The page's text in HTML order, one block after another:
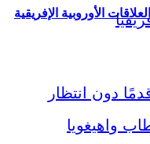
الأوروبية الإفريقية